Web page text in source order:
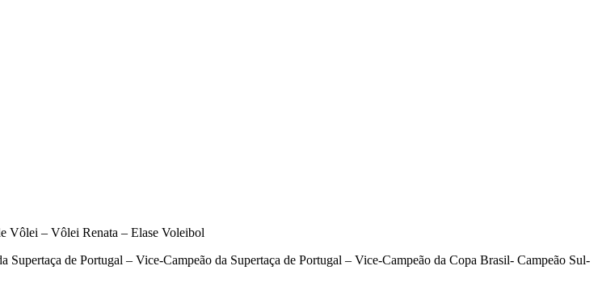
Vôlei – Vôlei Renata – Elase Voleibol
de Portugal – Vice-Campeão da Supertaça de Portugal – Vice-Campeão da Copa Brasil- Campeão Sul-